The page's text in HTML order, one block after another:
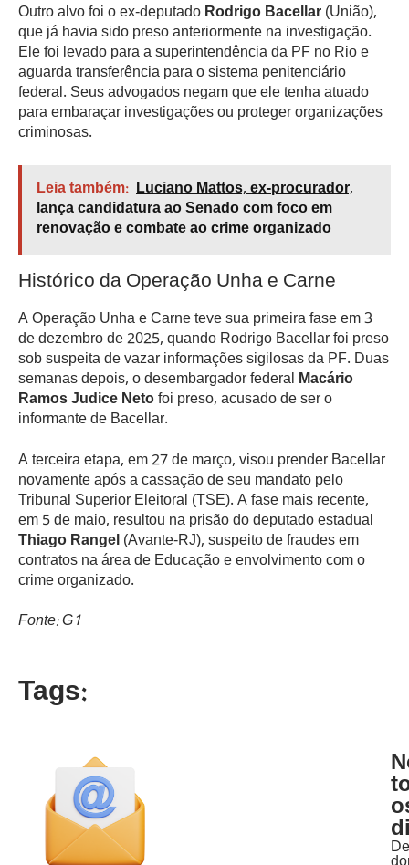
Outro alvo foi o ex-deputadoRodrigo Bacellar(União),
que já havia sido preso anteriormente na investigação.
Ele foi levado para a superintendência da PF no Rio e
aguarda transferência para o sistema penitenciário
federal. Seus advogados negam que ele tenha atuado
para embaraçar investigações ou proteger organizações
criminosas.
Leia também: Luciano Mattos, ex-procurador,
lança candidatura ao Senado com foco em
renovação e combate ao crime organizado
Histórico da Operação Unha e Carne
A Operação Unha e Carne teve sua primeira fase em 3
de dezembro de 2025, quando Rodrigo Bacellar foi preso
sob suspeita de vazar informações sigilosas da PF. Duas
semanas depois, o desembargador federal Macário
Ramos Judice Netofoi preso, acusado de ser o
informante de Bacellar.
A terceira etapa, em 27 de março, visou prender Bacellar
novamente após a cassação de seu mandato pelo
Tribunal Superior Eleitoral (TSE). A fase mais recente,
em 5 de maio, resultou na prisão do deputado estadual
Thiago Rangel(Avante-RJ), suspeito de fraudes em
contratos na área de Educação e envolvimento com o
crime organizado.
Fonte: G1
Tags:
De